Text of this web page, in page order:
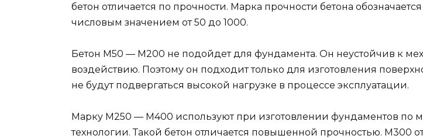
бетон отличается по прочности. Марка прочности бетона
числовым значением от 50 до 1000.
Бетон М50 — М200 не подойдет для фундамента. Он неустойчив к
воздействию. Поэтому он подходит только для изготовления
не будут подвергаться высокой нагрузке в процессе эксплуатации.
Марку М250 — М400 используют при изготовлении фундаментов по
технологии. Такой бетон отличается повышенной прочностью. М300